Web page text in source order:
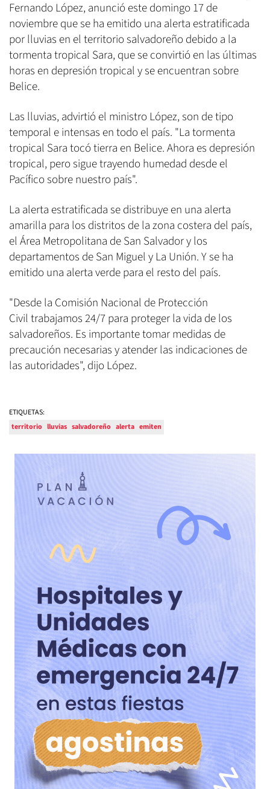
Fernando López, anunció este domingo 17 de
noviembre que se ha emitido una alerta estratificada
por lluvias en el territorio salvadoreño debido a la
tormenta tropical Sara, que se convirtió en las últimas
horas en depresión tropical y se encuentran sobre
Belice.
Las lluvias, advirtió el ministro López, son de tipo
temporal e intensas en todo el país. "La tormenta
tropical Sara tocó tierra en Belice. Ahora es depresión
tropical, pero sigue trayendo humedad desde el
Pacífico sobre nuestro país".
La alerta estratificada se distribuye en una alerta
amarilla para los distritos de la zona costera del país,
el Área Metropolitana de San Salvador y los
departamentos de San Miguel y La Unión. Y se ha
emitido una alerta verde para el resto del país.
"Desde la Comisión Nacional de Protección
Civil trabajamos 24/7 para proteger la vida de los
salvadoreños. Es importante tomar medidas de
precaución necesarias y atender las indicaciones de
las autoridades", dijo López.
ETIQUETAS:
territorio lluvias salvadoreño alerta emiten